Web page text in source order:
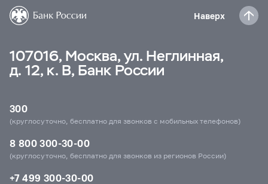
Наверх
107016, Москва, ул. Неглинная,
д. 12, к. В, Банк России
300
(круглосуточно, бесплатно для звонков с мобильных телефонов)
8 800 300-30-00
(круглосуточно, бесплатно для звонков из регионов России)
+7 499 300-30-00